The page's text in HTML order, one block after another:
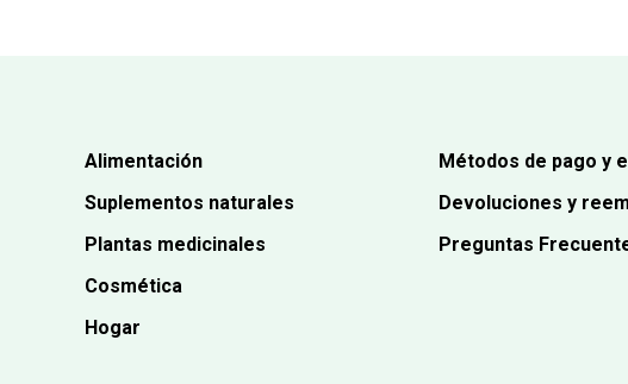
Alimentación
Suplementos naturales
Plantas medicinales
Cosmética
Hogar
Métodos de pago y
Devoluciones y
Preguntas